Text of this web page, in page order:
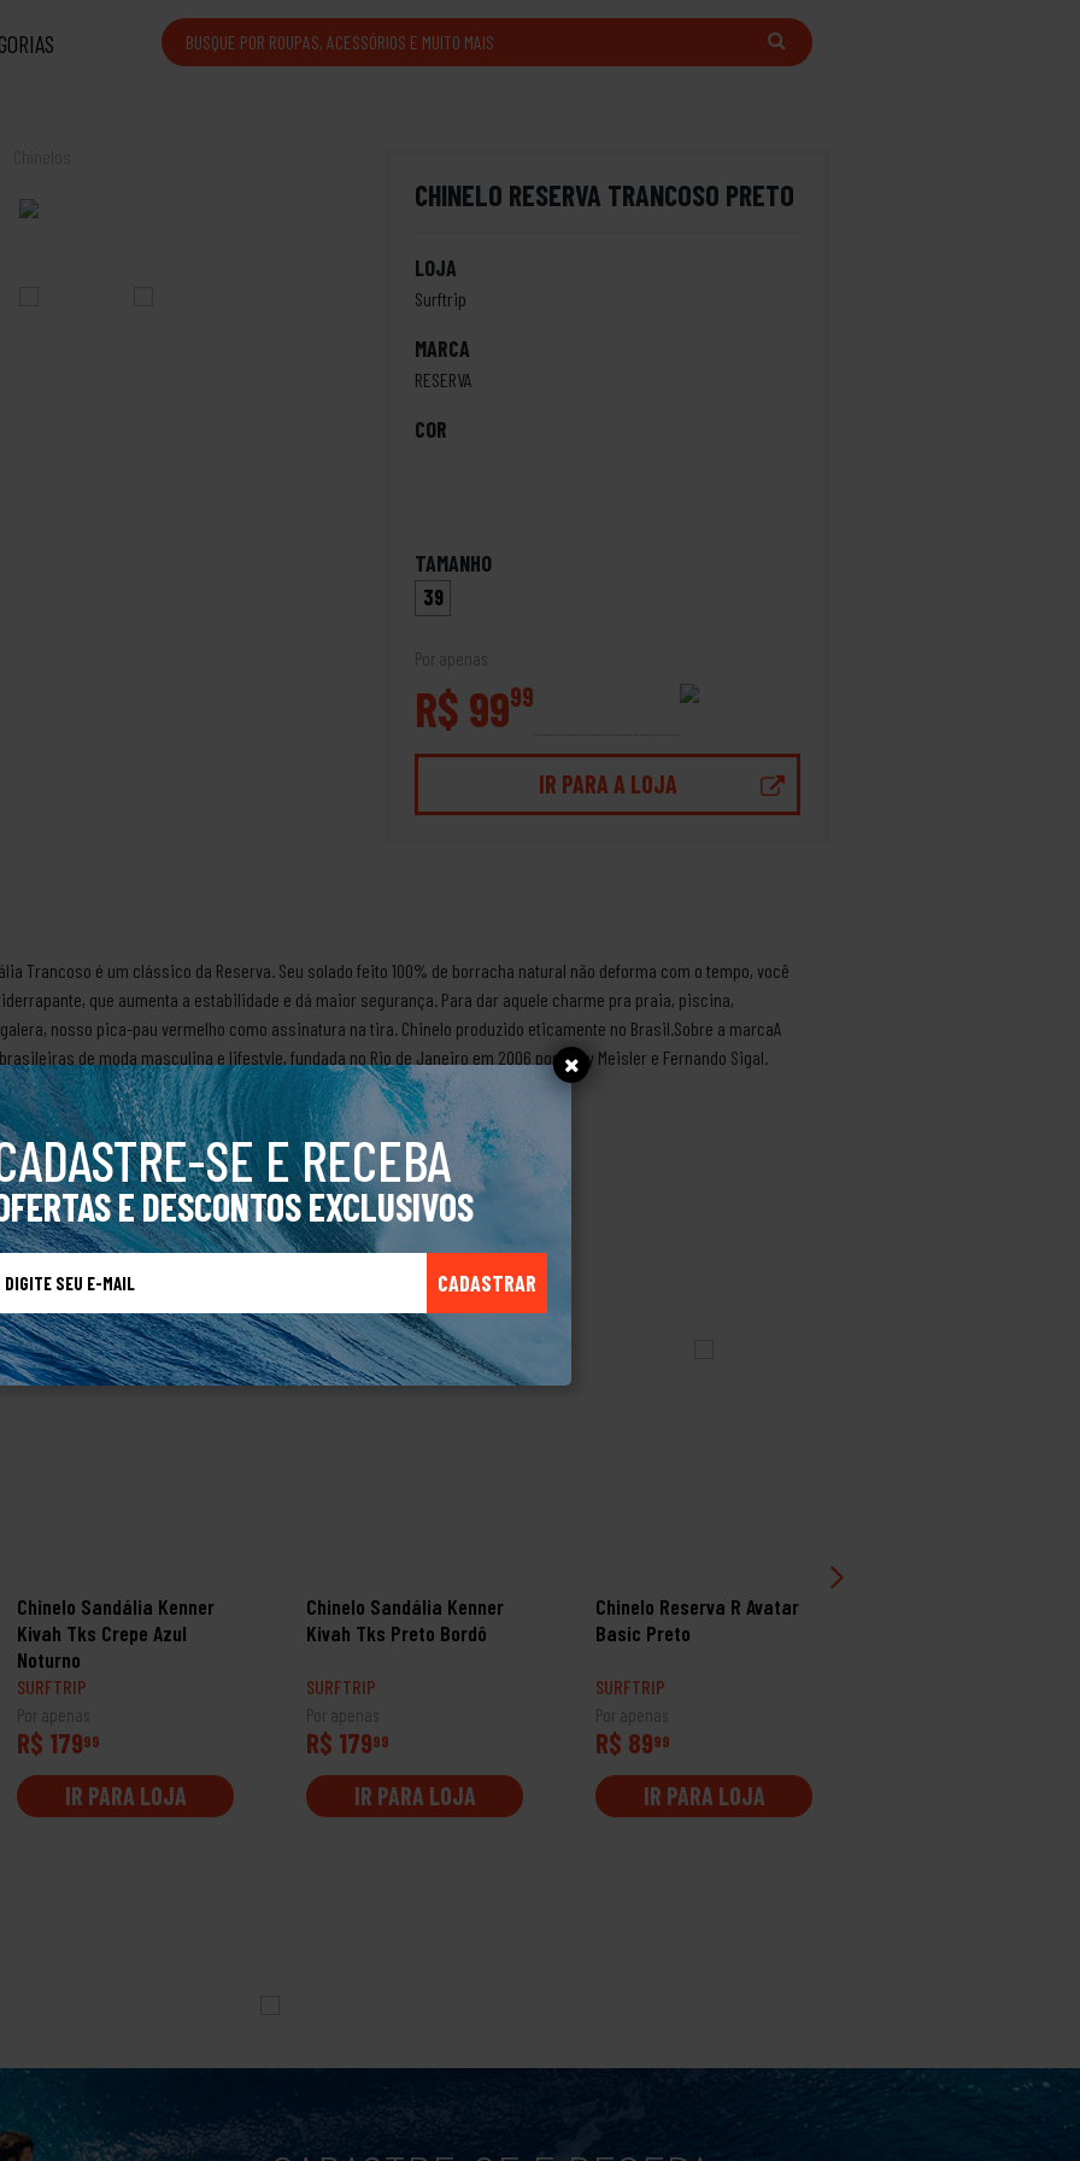
SE E RECEBA
E DESCONTOS EXCLUSIVOS
CADASTRAR
CHINELO RESERVA TRANCOSO PRETO
LOJA
Surftrip
MARCA
RESERVA
COR
TAMANHO
39
Por apenas
R$ 9999
IR PARA A LOJA
Trancoso é um clássico da Reserva. Seu solado feito 100% de borracha natural não deforma com o tempo, você
que aumenta a estabilidade e dá maior segurança. Para dar aquele charme pra praia, piscina,
nosso pica-pau vermelho como assinatura na tira. Chinelo produzido eticamente no Brasil.Sobre a marcaA
de moda masculina e lifestyle, fundada no Rio de Janeiro em 2006 por Rony Meisler e Fernando Sigal.
pau, a marca se destaca pelo marketing criativo e forte propósito social.
TALVEZ VOCÊ TAMBÉM GOSTE
Chinelo Sandália Kenner
Kivah Tks Crepe Azul
Noturno
SURFTRIP
Por apenas
R$ 17999
IR PARA LOJA
Chinelo Sandália Kenner
Kivah Tks Preto Bordô
SURFTRIP
Por apenas
R$ 17999
IR PARA LOJA
Chinelo Reserva R Avatar
Basic Preto
SURFTRIP
Por apenas
R$ 8999
IR PARA LOJA